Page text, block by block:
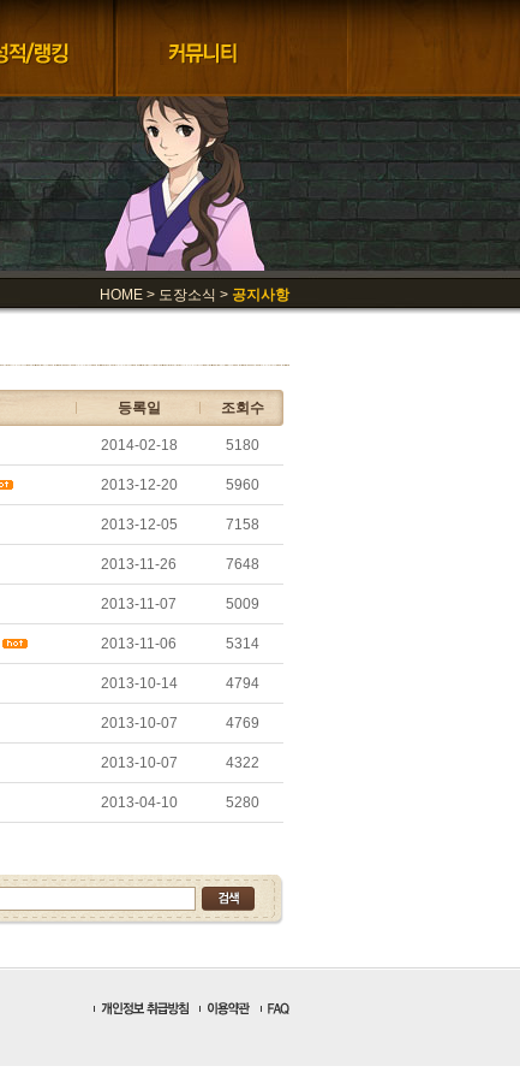
HOME > 도장소식 > 공지사항
등록일 조회수
2014-02-18 5180
2013-12-20 5960
2013-12-05 7158
2013-11-26 7648
2013-11-07 5009
2013-11-06 5314
2013-10-14 4794
2013-10-07 4769
2013-10-07 4322
2013-04-10 5280